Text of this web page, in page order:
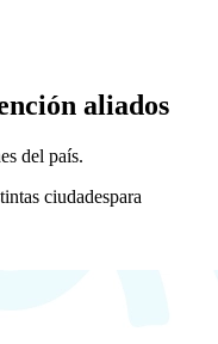
aliados
del país.
ciudadespara